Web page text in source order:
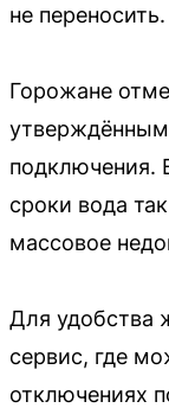
не переносить.
Горожане
подключения.
сроки вода
массовое
Для удобства
сервис, где
отключениях